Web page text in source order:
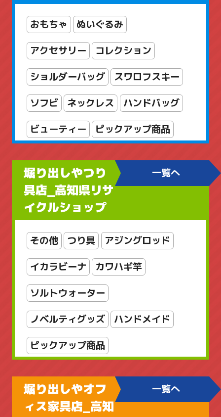
おもちゃ ぬいぐるみ
アクセサリー コレクション
ショルダーバッグ スワロフスキー
ソフビ ネックレス ハンドバッグ
ビューティー ピックアップ商品
ブローチ ヘルスケア
レディースアクセサリー
レディースバッグ 京商 工芸品
店舗販売品 指輪・リング
新着商品 新着商品
美術品 輪島塗 金属工芸 銅製
雑貨 骨董品 骨董品_日本の陶磁
堀り出しやつり
具店_高知県リサ
イクルショップ
一覧へ
その他 つり具 アジングロッド
イカラビーナ カワハギ竿
ソルトウォーター
ノベルティグッズ ハンドメイド
ピックアップ商品
ブラックバス用
堀り出しやオフ
ィス家具店_高知
一覧へ